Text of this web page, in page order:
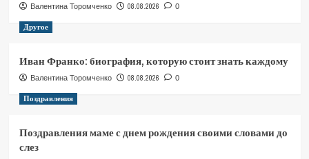
Валентина Торомченко 08.08.2026 0
Другое
Иван Франко: биография, которую стоит знать каждому
Валентина Торомченко 08.08.2026 0
Поздравления
Поздравления маме с днем рождения своими словами до
слез